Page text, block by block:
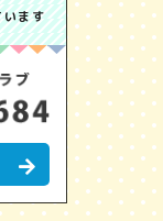
います